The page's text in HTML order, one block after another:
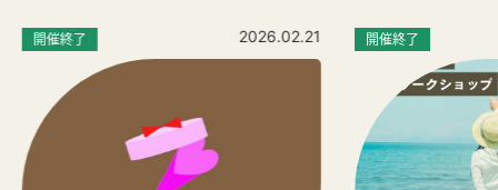
開催終了 2026.02.21 開催終了